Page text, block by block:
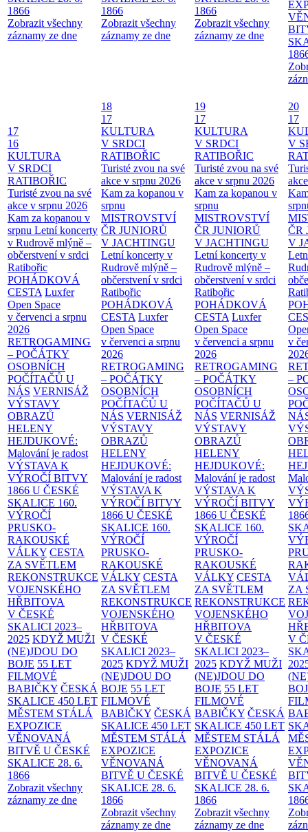
1866
Zobrazit všechny
záznamy ze dne
1866
Zobrazit všechny
záznamy ze dne
1866
Zobrazit všechny
záznamy ze dne
17
16
KULTURA
V SRDCI
RATIBOŘIC
Turisté zvou na své
akce v srpnu 2026
Kam za kopanou v
srpnu Letní koncerty
v Rudrově mlýně –
občerstvení v srdci
Ratibořic
POHÁDKOVÁ
CESTA Luxfer
Open Space
v červenci a srpnu
2026
RETROGAMING
– POČÁTKY
OSOBNÍCH
POČÍTAČŮ U
NÁS VERNISÁŽ
VÝSTAVY
OBRAZŮ
HELENY
HEJDUKOVÉ:
Malování je radost
VÝSTAVA K
VÝROČÍ BITVY
1866 U ČESKÉ
SKALICE 160.
VÝROČÍ
PRUSKO-
RAKOUSKÉ
VÁLKY CESTA
ZA SVĚTLEM
REKONSTRUKCE
VOJENSKÉHO
HŘBITOVA
V ČESKÉ
SKALICI 2023–
2025 KDYŽ MUŽI
(NE)JDOU DO
BOJE 55 LET
FILMOVÉ
BABIČKY ČESKÁ
SKALICE 450 LET
MĚSTEM STÁLÁ
EXPOZICE
VĚNOVANÁ
BITVĚ U ČESKÉ
SKALICE 28. 6.
1866
Zobrazit všechny
záznamy ze dne
18
17
KULTURA
V SRDCI
RATIBOŘIC
Turisté zvou na své
akce v srpnu 2026
Kam za kopanou v
srpnu
MISTROVSTVÍ
ČR JUNIORŮ
V JACHTINGU
Letní koncerty v
Rudrově mlýně –
občerstvení v srdci
Ratibořic
POHÁDKOVÁ
CESTA Luxfer
Open Space
v červenci a srpnu
2026
RETROGAMING
– POČÁTKY
OSOBNÍCH
POČÍTAČŮ U
NÁS VERNISÁŽ
VÝSTAVY
OBRAZŮ
HELENY
HEJDUKOVÉ:
Malování je radost
VÝSTAVA K
VÝROČÍ BITVY
1866 U ČESKÉ
SKALICE 160.
VÝROČÍ
PRUSKO-
RAKOUSKÉ
VÁLKY CESTA
ZA SVĚTLEM
REKONSTRUKCE
VOJENSKÉHO
HŘBITOVA
V ČESKÉ
SKALICI 2023–
2025 KDYŽ MUŽI
(NE)JDOU DO
BOJE 55 LET
FILMOVÉ
BABIČKY ČESKÁ
SKALICE 450 LET
MĚSTEM STÁLÁ
EXPOZICE
VĚNOVANÁ
BITVĚ U ČESKÉ
SKALICE 28. 6.
1866
Zobrazit všechny
záznamy ze dne
19
17
KULTURA
V SRDCI
RATIBOŘIC
Turisté zvou na své
akce v srpnu 2026
Kam za kopanou v
srpnu
MISTROVSTVÍ
ČR JUNIORŮ
V JACHTINGU
Letní koncerty v
Rudrově mlýně –
občerstvení v srdci
Ratibořic
POHÁDKOVÁ
CESTA Luxfer
Open Space
v červenci a srpnu
2026
RETROGAMING
– POČÁTKY
OSOBNÍCH
POČÍTAČŮ U
NÁS VERNISÁŽ
VÝSTAVY
OBRAZŮ
HELENY
HEJDUKOVÉ:
Malování je radost
VÝSTAVA K
VÝROČÍ BITVY
1866 U ČESKÉ
SKALICE 160.
VÝROČÍ
PRUSKO-
RAKOUSKÉ
VÁLKY CESTA
ZA SVĚTLEM
REKONSTRUKCE
VOJENSKÉHO
HŘBITOVA
V ČESKÉ
SKALICI 2023–
2025 KDYŽ MUŽI
(NE)JDOU DO
BOJE 55 LET
FILMOVÉ
BABIČKY ČESKÁ
SKALICE 450 LET
MĚSTEM STÁLÁ
EXPOZICE
VĚNOVANÁ
BITVĚ U ČESKÉ
SKALICE 28. 6.
1866
Zobrazit všechny
záznamy ze dne
20
17
V
ČR
V
v
–
ZA
V